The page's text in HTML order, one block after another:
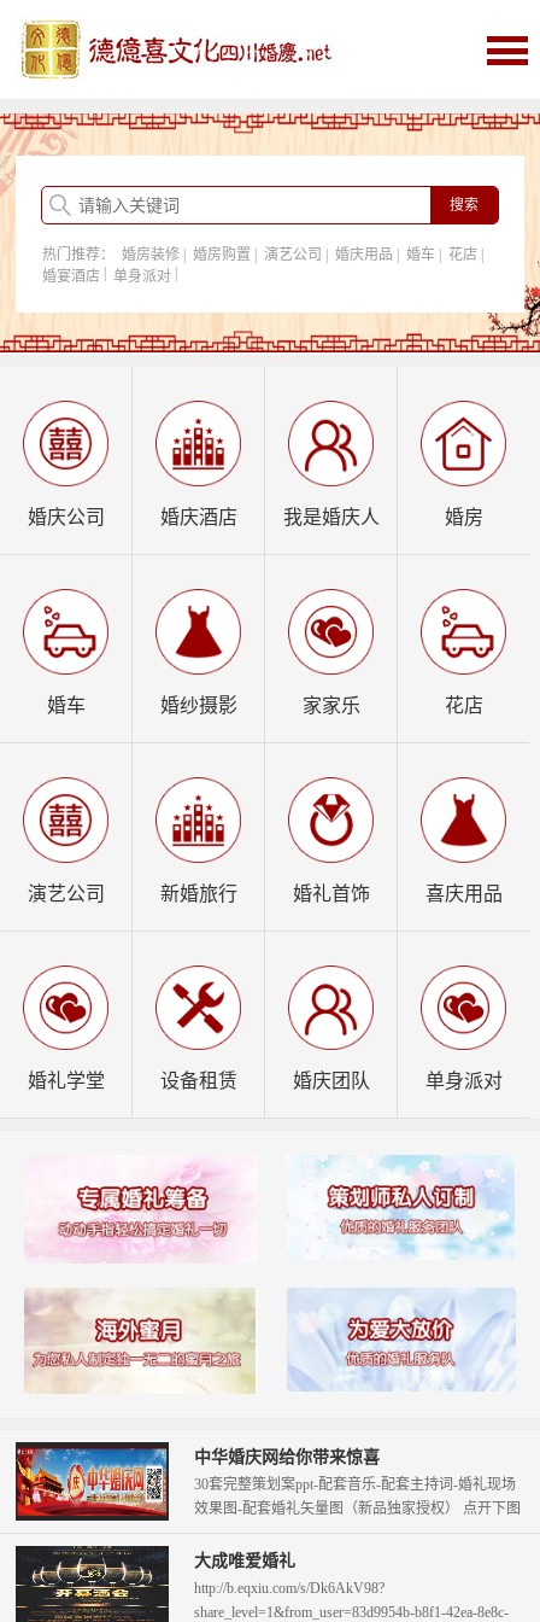
首页
婚庆
婚庆酒店
婚房购置
我是婚庆人
热门推荐： 婚房装修| 婚房购置 演艺公司 婚庆用品 婚车| 花店|
婚宴酒店| 单身派对|
婚庆公司 婚庆酒店 我是婚庆人 婚房
婚车 婚纱摄影 家家乐 花店
演艺公司 新婚旅行 婚礼首饰 喜庆用品
婚礼学堂 设备租赁 婚庆团队 单身派对
中华婚庆网给你带来惊喜
30套完整策划案ppt-配套音乐-配套主持词-婚礼现场
效果图-配套婚礼矢量图（新品独家授权） 点开下图
大成唯爱婚礼
http://b.eqxiu.com/s/Dk6AkV98?
share_level=1&from_user=83d9954b-b8f1-42ea-8e8c-